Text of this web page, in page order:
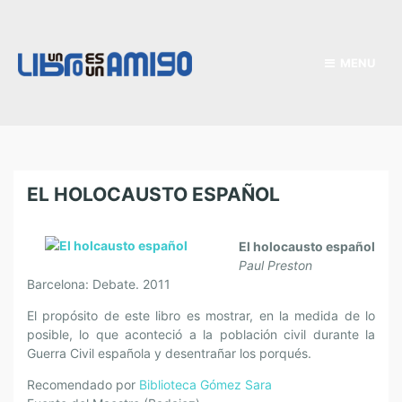
EL HOLOCAUSTO ESPAÑOL
El holocausto español
Paul Preston
Barcelona: Debate. 2011
El propósito de este libro es mostrar, en la medida de lo
posible, lo que aconteció a la población civil durante la
Guerra Civil española y desentrañar los porqués.
Recomendado por Biblioteca Gómez Sara